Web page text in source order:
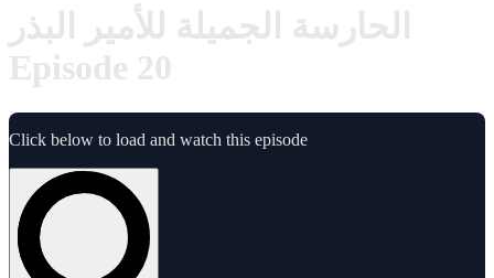
الحارسة الجميلة للأمير البذر
Episode 20
Click below to load and watch this episode